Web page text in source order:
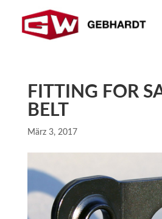
FITTING FOR
BELT
März 3, 2017